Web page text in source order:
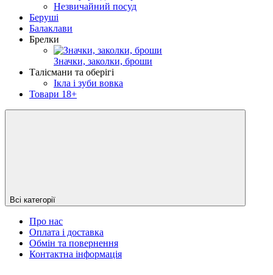
Незвичайний посуд
Беруші
Балаклави
Брелки
Значки, заколки, броши
Талісмани та оберігі
Ікла і зуби вовка
Товари 18+
Всі категорії
Про нас
Оплата і доставка
Обмін та повернення
Контактна інформація